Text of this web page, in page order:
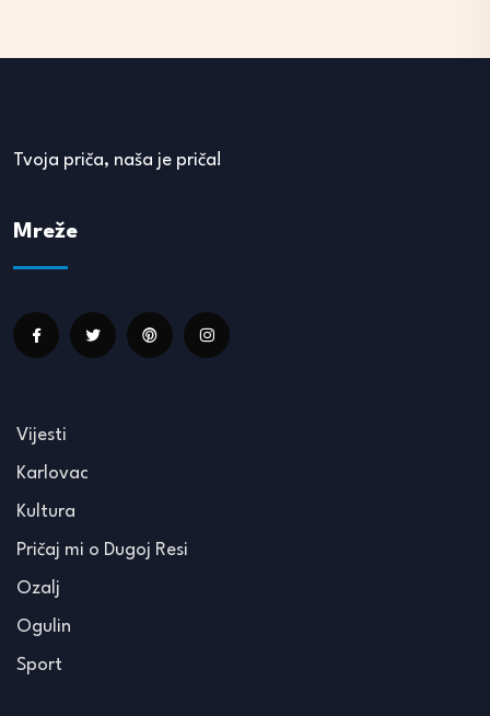
Tvoja priča, naša je priča!
Mreže
Vijesti
Karlovac
Kultura
Pričaj mi o Dugoj Resi
Ozalj
Ogulin
Sport